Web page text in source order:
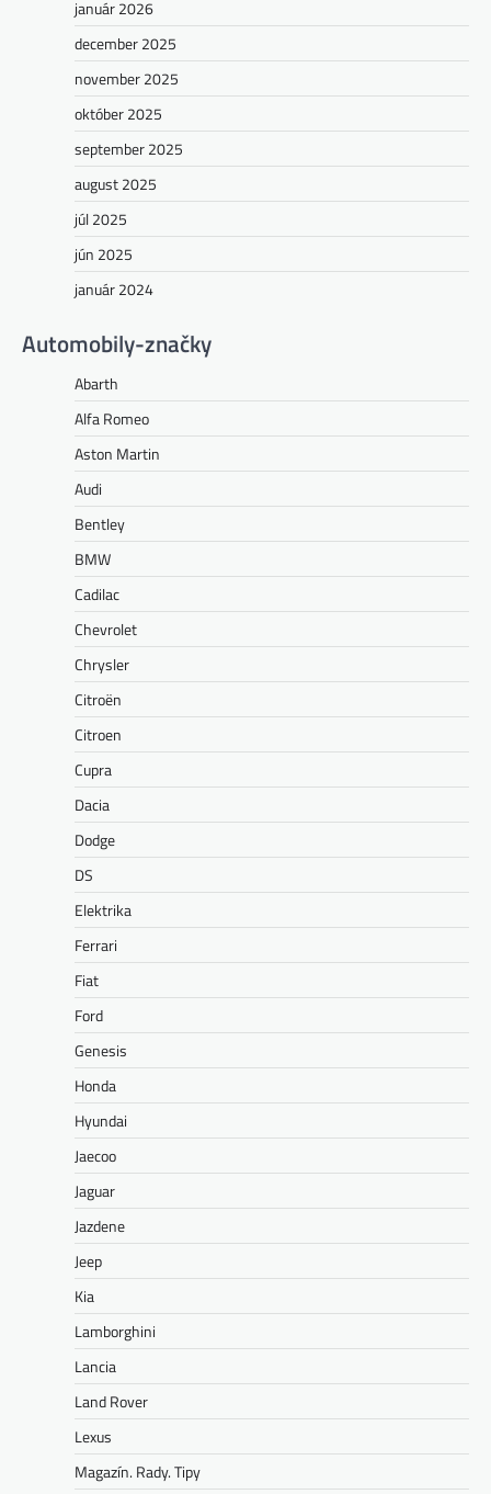
január 2026
december 2025
november 2025
október 2025
september 2025
august 2025
júl 2025
jún 2025
január 2024
Automobily-značky
Abarth
Alfa Romeo
Aston Martin
Audi
Bentley
BMW
Cadilac
Chevrolet
Chrysler
Citroën
Citroen
Cupra
Dacia
Dodge
DS
Elektrika
Ferrari
Fiat
Ford
Genesis
Honda
Hyundai
Jaecoo
Jaguar
Jazdene
Jeep
Kia
Lamborghini
Lancia
Land Rover
Lexus
Magazín. Rady. Tipy